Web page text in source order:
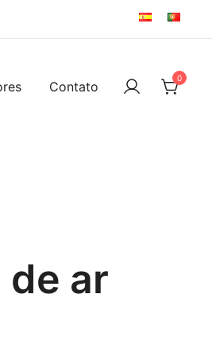
Contato
0
de ar